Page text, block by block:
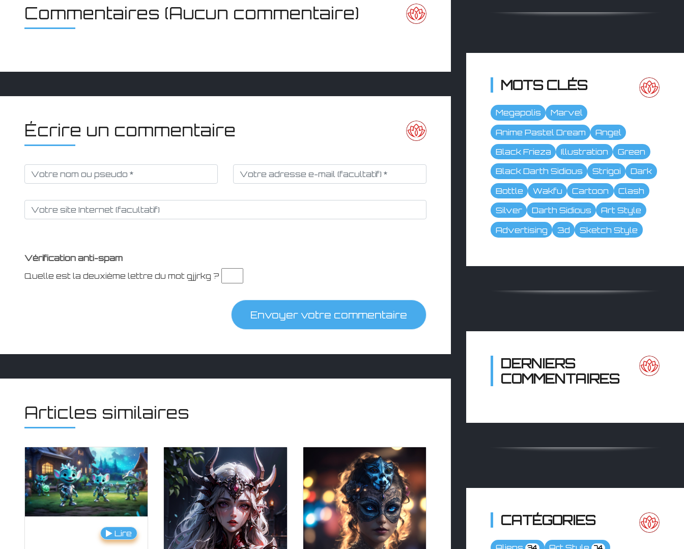
Commentaires (Aucun commentaire)
Écrire un commentaire
Vérification anti-spam
Quelle est la deuxième lettre du mot gjjrkg ?
Envoyer votre commentaire
Articles similaires
Lire
MOTS CLÉS
Megapolis
Marvel
Anime Pastel Dream
Angel
Black Frieza
Illustration
Green
Black Darth Sidious
Strigoi
Dark
Bottle
Wakfu Cartoon
Clash
Silver
Darth Sidious
Art Style
Advertising
3d Sketch Style
DERNIERS
COMMENTAIRES
CATÉGORIES